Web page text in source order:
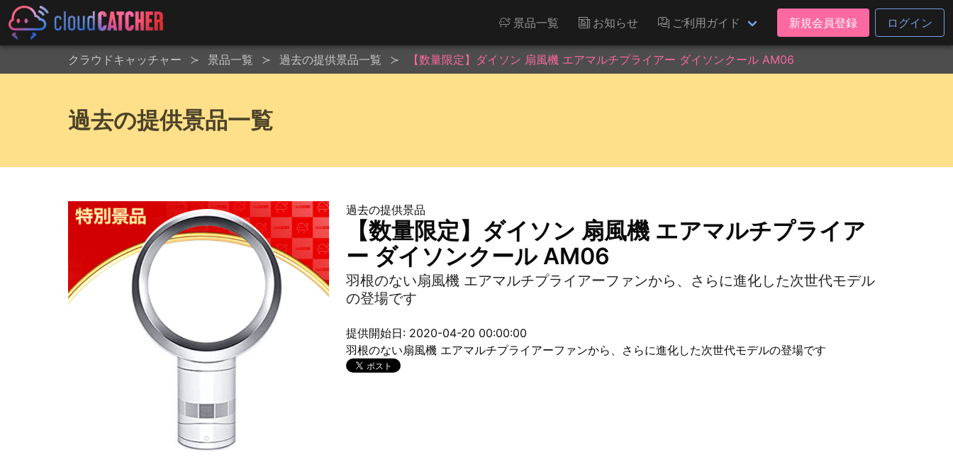
景品一覧 お知らせ ご利用ガイド 新規会員登録 ログイン
クラウドキャッチャー 景品一覧 過去の提供景品一覧 【数量限定】ダイソン 扇風機 エアマルチプライアー ダイソンクール AM06
過去の提供景品一覧
過去の提供景品
【数量限定】ダイソン 扇風機 エアマルチプライア
ー ダイソンクール AM06
羽根のない扇風機 エアマルチプライアーファンから、さらに進化した次世代モデル
の登場です
提供開始日: 2020-04-20 00:00:00
羽根のない扇風機 エアマルチプライアーファンから、さらに進化した次世代モデルの登場です